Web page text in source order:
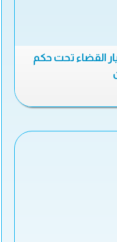
القضاء تحت حكم